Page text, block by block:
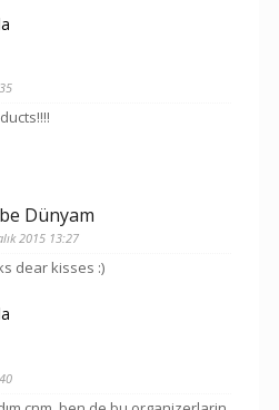
Dünyam
2015 13:27
dear kisses :)